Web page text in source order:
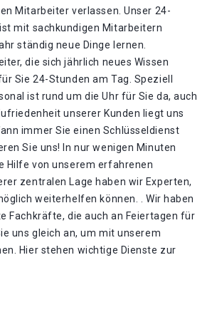
Mitarbeiter verlassen. Unser 24-
mit sachkundigen Mitarbeitern
ständig neue Dinge lernen.
die sich jährlich neues Wissen
Sie 24-Stunden am Tag. Speziell
ist rund um die Uhr für Sie da, auch
unserer Kunden liegt uns
immer Sie einen Schlüsseldienst
Sie uns! In nur wenigen Minuten
Hilfe von unserem erfahrenen
zentralen Lage haben wir Experten,
weiterhelfen können. . Wir haben
Fachkräfte, die auch an Feiertagen für
uns gleich an, um mit unserem
Hier stehen wichtige Dienste zur